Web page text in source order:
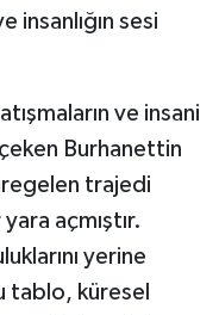
insanlığın sesi
ve insani
Burhanettin
trajedi
açmıştır.
yerine
tablo, küresel